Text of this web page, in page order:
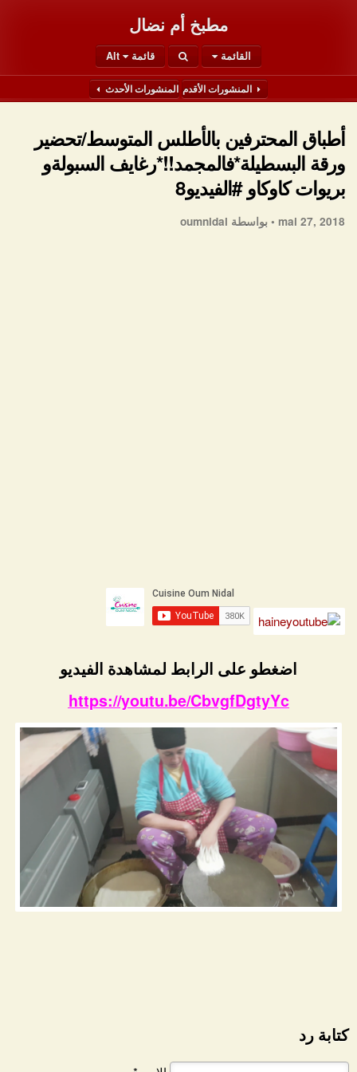
مطبخ أم نضال
القائمة قائمة Alt
المنشورات الأقدم المنشورات الأحدث
أطباق المحترفين بالأطلس المتوسط/تحضير
ورقة البسطيلة*فالمجمد!!*رغايف السبولةو
بريوات كاوكاو #الفيديو8
mai 27, 2018 • بواسطة oumnidal
اضغطو على الرابط لمشاهدة الفيديو
https://youtu.be/CbvgfDgtyYc
كتابة رد